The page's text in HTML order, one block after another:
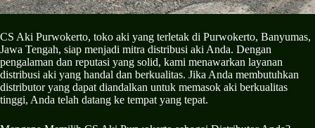
CS Aki Purwokerto, toko aki yang terletak di Purwokerto, Banyumas,
Jawa Tengah, siap menjadi mitra distribusi aki Anda. Dengan
pengalaman dan reputasi yang solid, kami menawarkan layanan
distribusi aki yang handal dan berkualitas. Jika Anda membutuhkan
distributor yang dapat diandalkan untuk memasok aki berkualitas
tinggi, Anda telah datang ke tempat yang tepat.